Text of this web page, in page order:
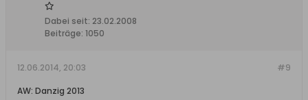
Dabei seit: 23.02.2008
Beiträge: 1050
#9
12.06.2014, 20:03
AW: Danzig 2013